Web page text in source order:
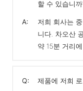
할 수 있습니
A:
저희 회사는
니다. 차오산
약 15분 거리
Q: 제품에 저희